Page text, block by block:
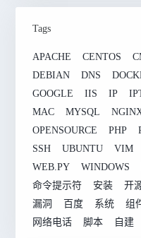
Tags
APACHE CENTOS
DEBIAN
DNS
GOOGLE
IIS IP
MAC
MYSQL
OPENSOURCE
PHP
SSH
UBUNTU VIM
WEB.PY
WINDOWS
命令提示符
安装 开
漏洞
百度 系统 组
网络电话
脚本 自建